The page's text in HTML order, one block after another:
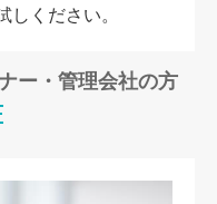
しください。
ー・管理会社の方